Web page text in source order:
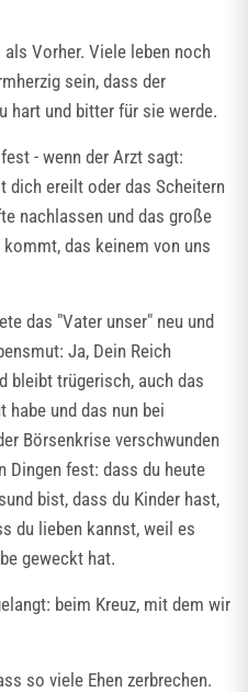
Vorher. Viele leben noch
sein, dass der
hart und bitter für sie werde.
- wenn der Arzt sagt:
dich ereilt oder das Scheitern
nachlassen und das große
das keinem von uns
das "Vater unser" neu und
Ja, Dein Reich
bleibt trügerisch, auch das
habe und das nun bei
Börsenkrise verschwunden
Dingen fest: dass du heute
bist, dass du Kinder hast,
du lieben kannst, weil es
geweckt hat.
beim Kreuz, mit dem wir
so viele Ehen zerbrechen.